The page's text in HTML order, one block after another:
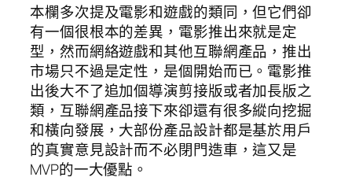
本欄多次提及電影和遊戲的類同，但它們卻
有一個很根本的差異，電影推出來就是定
型，然而網絡遊戲和其他互聯網產品，推出
市場只不過是定性，是個開始而已。電影推
出後大不了追加個導演剪接版或者加長版之
類，互聯網產品接下來卻還有很多縱向挖掘
和橫向發展，大部份產品設計都是基於用戶
的真實意見設計而不必閉門造車，這又是
MVP的一大優點。